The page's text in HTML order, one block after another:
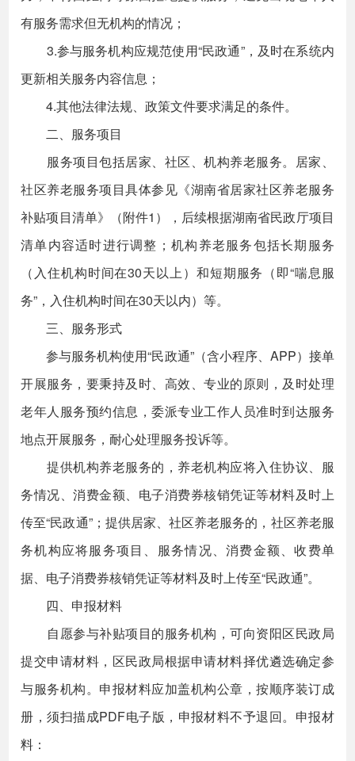
有服务需求但无机构的情况；
3.参与服务机构应规范使用“民政通”，及时在系统内
更新相关服务内容信息；
4.其他法律法规、政策文件要求满足的条件。
二、服务项目
服务项目包括居家、社区、机构养老服务。居家、
社区养老服务项目具体参见《湖南省居家社区养老服务
补贴项目清单》（附件1），后续根据湖南省民政厅项目
清单内容适时进行调整；机构养老服务包括长期服务
（入住机构时间在30天以上）和短期服务（即“喘息服
务”，入住机构时间在30天以内）等。
三、服务形式
参与服务机构使用“民政通”（含小程序、APP）接单
开展服务，要秉持及时、高效、专业的原则，及时处理
老年人服务预约信息，委派专业工作人员准时到达服务
地点开展服务，耐心处理服务投诉等。
提供机构养老服务的，养老机构应将入住协议、服
务情况、消费金额、电子消费券核销凭证等材料及时上
传至“民政通”；提供居家、社区养老服务的，社区养老服
务机构应将服务项目、服务情况、消费金额、收费单
据、电子消费券核销凭证等材料及时上传至“民政通”。
四、申报材料
自愿参与补贴项目的服务机构，可向资阳区民政局
提交申请材料，区民政局根据申请材料择优遴选确定参
与服务机构。申报材料应加盖机构公章，按顺序装订成
册，须扫描成PDF电子版，申报材料不予退回。申报材
料：